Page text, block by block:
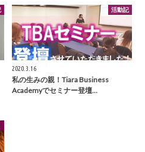
活動記
2020.3.16
私の生みの親！Tiara Business
Academyでセミナー登壇…